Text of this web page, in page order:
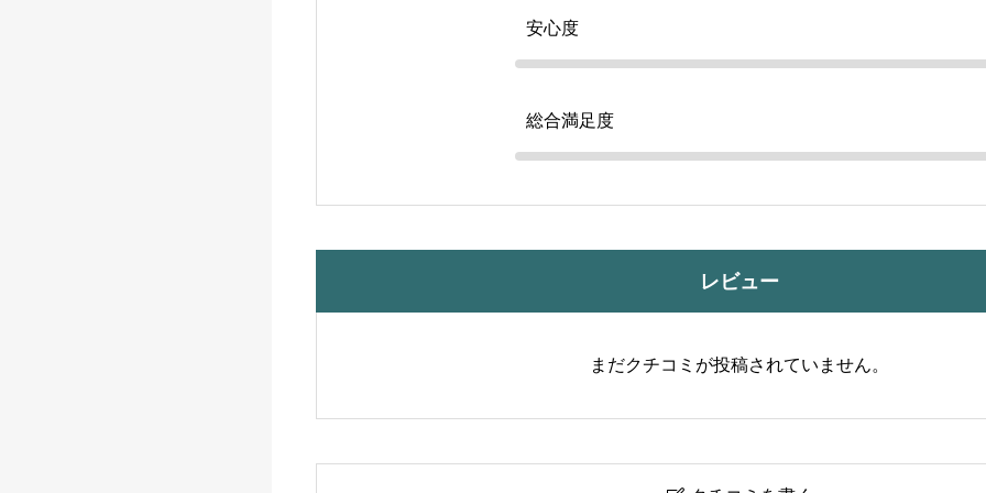
安心度
総合満足度
レビュー
まだクチコミが投稿されていません。